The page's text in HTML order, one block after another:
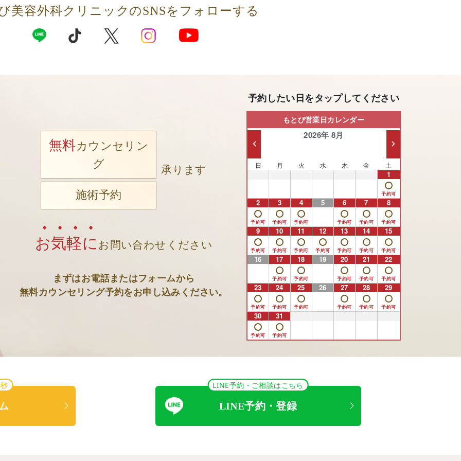
美容外科クリニックのSNSをフォローする
無料カウンセリン
グ
施術予約
承ります
お気軽に お問い合わせください
まずはお電話またはフォームから
無料カウンセリング予約をお申し込みください。
予約したい日をタップしてください
もとび営業日カレンダー
2026年 8月
日 月 火 水 木 金 土
1
2 3 4 5 6 7 8
9 10 11 12 13 14 15
16 17 18 19 20 21 22
23 24 25 26 27 28 29
30 31
LINE予約・ご相談はこちら
LINE予約・登録